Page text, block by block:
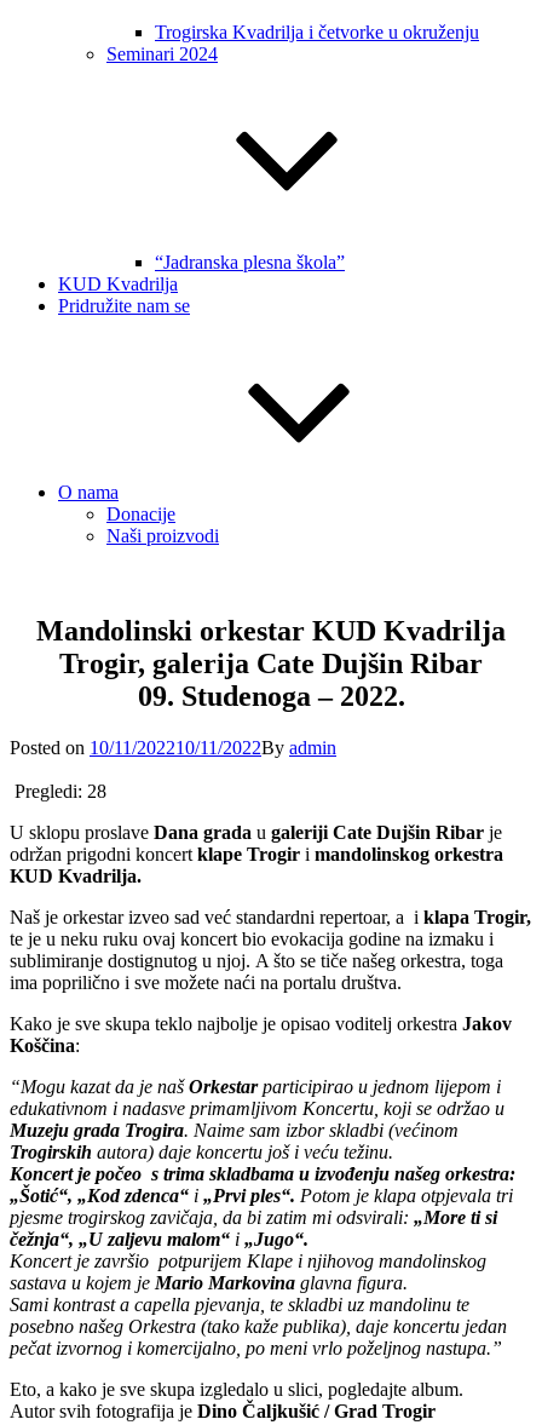
Trogirska Kvadrilja i četvorke u okruženju
Seminari 2024
“Jadranska plesna škola”
KUD Kvadrilja
Pridružite nam se
O nama
Donacije
Naši proizvodi
Mandolinski orkestar KUD Kvadrilja
Trogir, galerija Cate Dujšin Ribar
09. Studenoga – 2022.
Posted on Posted
10/11/202210/11/2022By admin
Pregledi: 28
U sklopu proslave Dana grada u galeriji Cate Dujšin Ribar je
održan prigodni koncert klape Trogir i mandolinskog orkestra
KUD Kvadrilja.
Naš je orkestar izveo sad već standardni repertoar, a i klapa Trogir,
te je u neku ruku ovaj koncert bio evokacija godine na izmaku i
sublimiranje dostignutog u njoj. A što se tiče našeg orkestra, toga
ima poprilično i sve možete naći na portalu društva.
Kako je sve skupa teklo najbolje je opisao voditelj orkestra Jakov
Koščina:
“Mogu kazat da je našOrkestarparticipirao u jednom lijepom i
edukativnom i nadasve primamljivom Koncertu, koji se održao u
Muzeju grada Trogira. Naime sam izbor skladbi (većinom
Trogirskih autora) daje koncertu još i veću težinu.
Koncert je počeo s trima skladbama u izvođenju našeg orkestra:
„Šotić“, „Kod zdenca“ i „Prvi ples“. Potom je klapa otpjevala tri
pjesme trogirskog zavičaja, da bi zatim mi odsvirali: „More ti si
čežnja“, „U zaljevu malom“ i „Jugo“.
Koncert je završio potpurijem Klape i njihovog mandolinskog
sastava u kojem je Mario Markovina glavna figura.
Sami kontrast a capella pjevanja, te skladbi uz mandolinu te
posebno našeg Orkestra (tako kaže publika), daje koncertu jedan
pečat izvornog i komercijalno, po meni vrlo poželjnog nastupa.”
Eto, a kako je sve skupa izgledalo u slici, pogledajte album.
Autor svih fotografija je Dino Čaljkušić / Grad Trogir